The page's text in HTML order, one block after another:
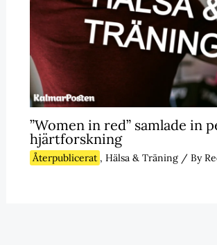
”Women in red” samlade in
hjärtforskning
Återpublicerat , Hälsa & Träning/ By